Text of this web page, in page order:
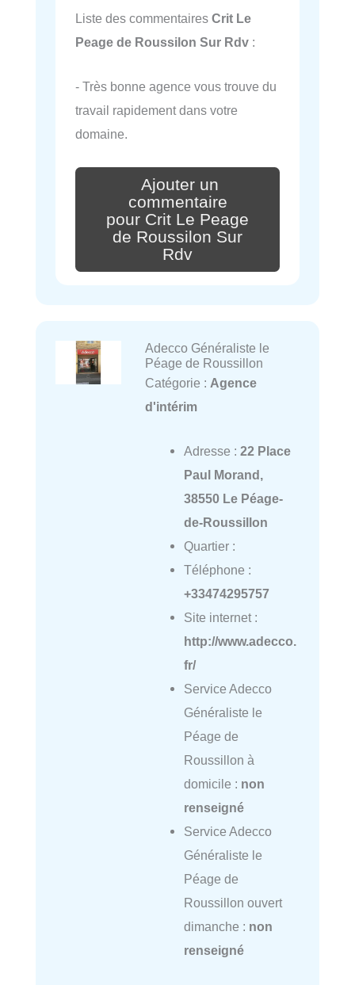
Liste des commentaires Crit Le
Peage de Roussilon Sur Rdv :
- Très bonne agence vous trouve du
travail rapidement dans votre
domaine.
Ajouter un
commentaire
pour Crit Le Peage
de Roussilon Sur
Rdv
Adecco Généraliste le
Péage de Roussillon
Catégorie : Agence
d'intérim
Adresse : 22 Place
Paul Morand,
38550 Le Péage-
de-Roussillon
Quartier :
Téléphone :
+33474295757
Site internet :
http://www.adecco.
fr/
Service Adecco
Généraliste le
Péage de
Roussillon à
domicile : non
renseigné
Service Adecco
Généraliste le
Péage de
Roussillon ouvert
dimanche : non
renseigné